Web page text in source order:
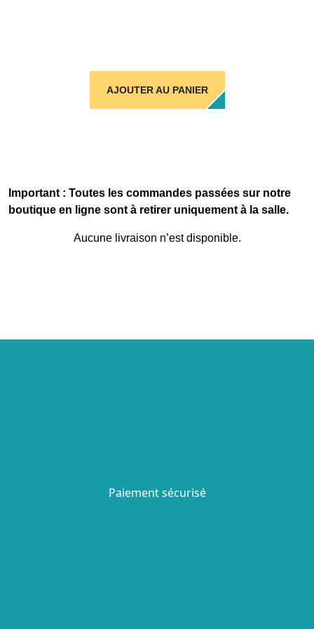
AJOUTER AU PANIER
Important : Toutes les commandes passées sur notre
boutique en ligne sont à retirer uniquement à la salle.
Aucune livraison n’est disponible.
Paiement sécurisé